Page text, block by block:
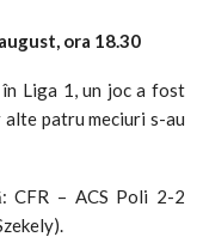
ora 18.30
Liga 1, un joc a fost
alte patru meciuri s-au
CFR – ACS Poli 2-2